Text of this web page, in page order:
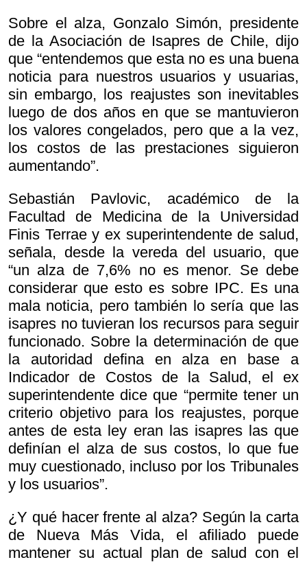
Sobre el alza, Gonzalo Simón, presidente
de la Asociación de Isapres de Chile, dijo
que “entendemos que esta no es una buena
noticia para nuestros usuarios y usuarias,
sin embargo, los reajustes son inevitables
luego de dos años en que se mantuvieron
los valores congelados, pero que a la vez,
los costos de las prestaciones siguieron
aumentando”.
Sebastián Pavlovic, académico de la
Facultad de Medicina de la Universidad
Finis Terrae y ex superintendente de salud,
señala, desde la vereda del usuario, que
“un alza de 7,6% no es menor. Se debe
considerar que esto es sobre IPC. Es una
mala noticia, pero también lo sería que las
isapres no tuvieran los recursos para seguir
funcionado. Sobre la determinación de que
la autoridad defina en alza en base a
Indicador de Costos de la Salud, el ex
superintendente dice que “permite tener un
criterio objetivo para los reajustes, porque
antes de esta ley eran las isapres las que
definían el alza de sus costos, lo que fue
muy cuestionado, incluso por los Tribunales
y los usuarios”.
¿Y qué hacer frente al alza? Según la carta
de Nueva Más Vida, el afiliado puede
mantener su actual plan de salud con el